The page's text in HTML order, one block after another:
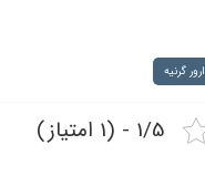
ارور گرنیه
1/5 - (1 امتیاز)